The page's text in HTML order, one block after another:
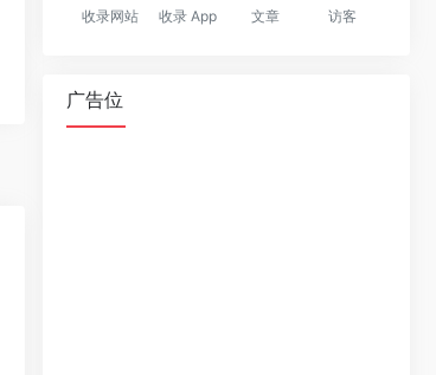
收录网站 收录 App 文章 访客
广告位